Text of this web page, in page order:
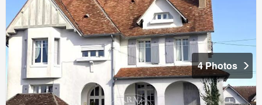
4 Photos